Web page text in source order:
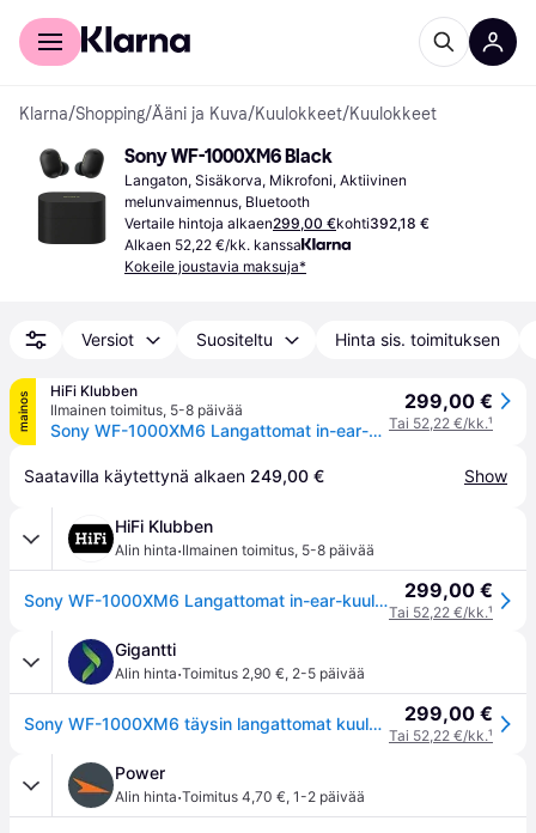
Kuluttajille
Klarna/Shopping/Ääni ja Kuva/Kuulokkeet/Kuulokkeet
Sony WF-1000XM6 Black
Langaton, Sisäkorva, Mikrofoni, Aktiivinen
melunvaimennus, Bluetooth
Vertaile hintoja alkaen299,00 €kohti392,18 €
Alkaen 52,22 €/kk. kanssa
Kokeile joustavia maksuja*
Versiot Suositeltu Hinta sis. toimituksen
mainos
HiFi Klubben
Ilmainen toimitus, 5-8 päivää
Sony WF-1000XM6 Langattomat in-ear-kuulokkeet - 5 vuoden jäsentakuu HiFi-tuotteille
299,00 €
Tai 52,22 €/kk.¹
Saatavilla käytettynä alkaen 249,00 € Show
HiFi Klubben
Alin hinta·Ilmainen toimitus, 5-8 päivää
Sony WF-1000XM6 Langattomat in-ear-kuulokkeet - 5 vuoden jäsentakuu HiFi-tuotteille 299,00 €
Tai 52,22 €/kk.¹
Gigantti
Alin hinta·Toimitus 2,90 €, 2-5 päivää
Sony WF-1000XM6 täysin langattomat kuulokkeet (musta) 299,00 €
Tai 52,22 €/kk.¹
Power
Alin hinta·Toimitus 4,70 €, 1-2 päivää